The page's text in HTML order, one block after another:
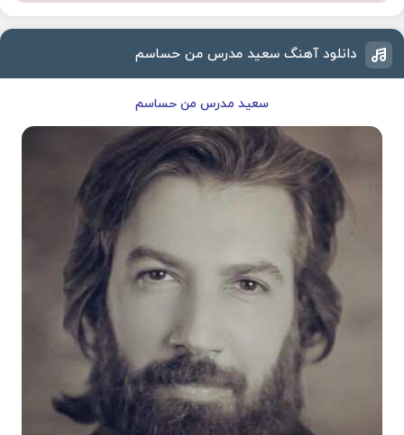
دانلود آهنگ سعید مدرس من حساسم
سعید مدرس من حساسم